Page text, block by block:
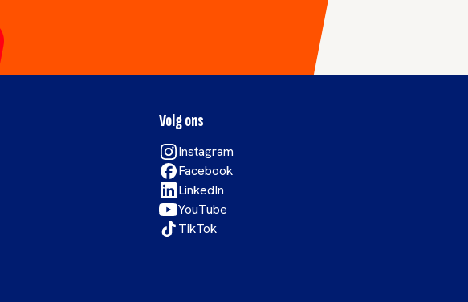
Volg ons
Instagram
Facebook
LinkedIn
YouTube
TikTok